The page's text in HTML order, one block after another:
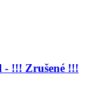
- !!! Zrušené !!!